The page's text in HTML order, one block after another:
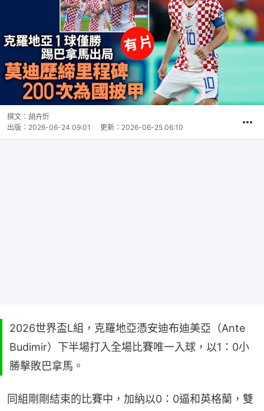
撰文： 胡卉忻
出版： 2026-06-24 09:01 更新： 2026-06-25 06:10
2026世界盃L組，克羅地亞憑安迪布迪美亞（Ante
Budimir）下半場打入全場比賽唯一入球，以1：0小
勝擊敗巴拿馬。
同組剛剛結束的比賽中，加納以0：0逼和英格蘭，雙